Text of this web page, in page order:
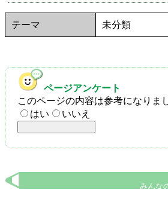
テーマ 未分類
ページアンケート
このページの内容は参考になりま
はい
いいえ
みんな